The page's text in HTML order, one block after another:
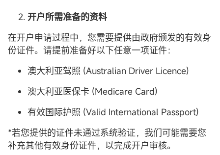
开户所需准备的资料
在开户申请过程中，您需要提供由政府颁发的有效身
份证件。请提前准备好以下任意一项证件：
澳大利亚驾照 (Australian Driver Licence)
澳大利亚医保卡 (Medicare Card)
有效国际护照 (Valid International Passport)
*若您提供的证件未通过系统验证，我们可能需要您
补充其他有效身份证件，以完成开户审核。